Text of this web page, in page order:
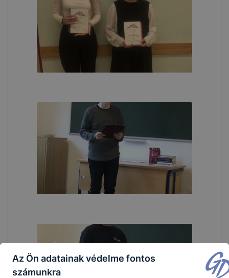
Az Ön adatainak védelme fontos
számunkra